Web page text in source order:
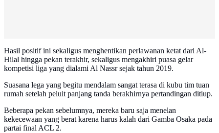
Hasil positif ini sekaligus menghentikan perlawanan ketat dari Al-
Hilal hingga pekan terakhir, sekaligus mengakhiri puasa gelar
kompetisi liga yang dialami Al Nassr sejak tahun 2019.
Suasana lega yang begitu mendalam sangat terasa di kubu tim tuan
rumah setelah peluit panjang tanda berakhirnya pertandingan ditiup.
Beberapa pekan sebelumnya, mereka baru saja menelan
kekecewaan yang berat karena harus kalah dari Gamba Osaka pada
partai final ACL 2.